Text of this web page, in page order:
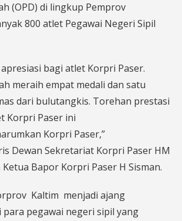
(OPD) di lingkup Pemprov
800 atlet Pegawai Negeri Sipil
bagi atlet Korpri Paser.
meraih empat medali dan satu
dari bulutangkis. Torehan prestasi
Korpri Paser ini
Korpri Paser,”
Dewan Sekretariat Korpri Paser HM
Bapor Korpri Paser H Sisman.
Kaltim menjadi ajang
para pegawai negeri sipil yang